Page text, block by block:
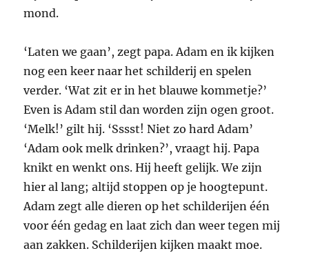
mond.
‘Laten we gaan’, zegt papa. Adam en ik kijken
nog een keer naar het schilderij en spelen
verder. ‘Wat zit er in het blauwe kommetje?’
Even is Adam stil dan worden zijn ogen groot.
‘Melk!’ gilt hij. ‘Sssst! Niet zo hard Adam’
‘Adam ook melk drinken?’, vraagt hij. Papa
knikt en wenkt ons. Hij heeft gelijk. We zijn
hier al lang; altijd stoppen op je hoogtepunt.
Adam zegt alle dieren op het schilderijen één
voor één gedag en laat zich dan weer tegen mij
aan zakken. Schilderijen kijken maakt moe.